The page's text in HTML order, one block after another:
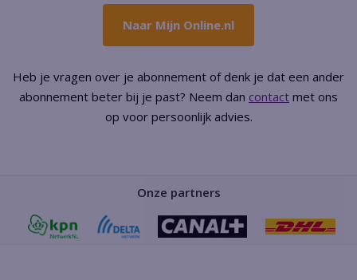
Naar Mijn Online.nl
Heb je vragen over je abonnement of denk je dat een ander
abonnement beter bij je past? Neem dan contact met ons
op voor persoonlijk advies.
Onze partners